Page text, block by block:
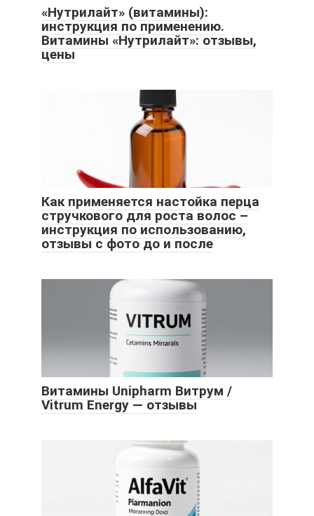
«Нутрилайт» (витамины):
инструкция по применению.
Витамины «Нутрилайт»: отзывы,
цены
Как применяется настойка перца
стручкового для роста волос –
инструкция по использованию,
отзывы с фото до и после
Витамины Unipharm Витрум /
Vitrum Energy — отзывы